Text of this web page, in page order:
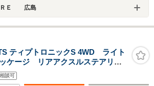
ＲＥ 広島
ティプトロニックS 4WD ライト
ケージ リアアクスルステアリン
ンホイール カーボンインテリ
ー 4ゾーンエアコン プライバシ
談可